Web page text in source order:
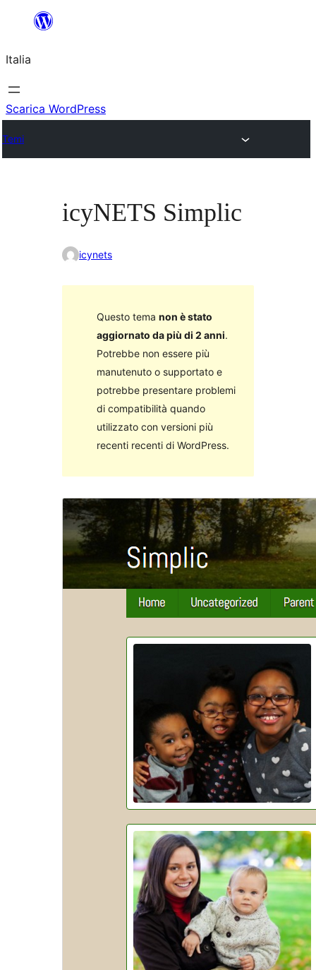
contenuto
Italia
Scarica WordPress
Temi
icyNETS Simplic
icynets
Questo tema non è stato
aggiornato da più di 2 anni.
Potrebbe non essere più
manutenuto o supportato e
potrebbe presentare problemi
di compatibilità quando
utilizzato con versioni più
recenti recenti di WordPress.